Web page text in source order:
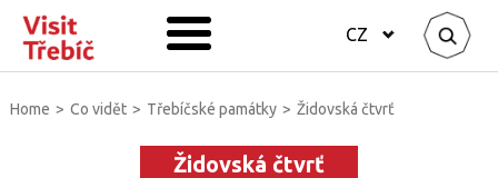
CZ
Home > Co vidět > Třebíčské památky > Židovská čtvrť
Židovská čtvrť